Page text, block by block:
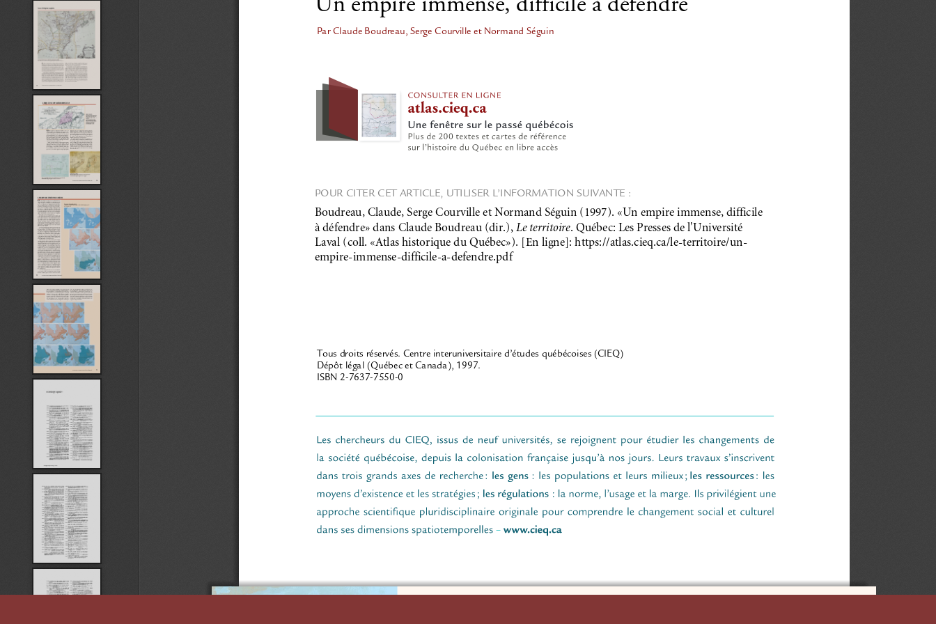
POUR CITER CET ARTICLE, UTILISER L’INFORMATION SUIVANTE :
Boudreau, Claude, Serge Courville et Normand Séguin (1997). «Un empire immense, difficile
à défendre» dans Claude Boudreau (dir.), Le territoire. Québec: Les Presses de l'Université
Laval (coll. «Atlas historique du Québec»). [En ligne]: https://atlas.cieq.ca/le-territoire/un-
empire-immense-difficile-a-defendre.pdf
Tous droits réservés. Centre interuniversitaire d’études québécoises (CIEQ)
Dépôt légal (Québec et Canada), 1997.
ISBN 2-7637-7550-0
Par Claude Boudreau, Serge Courville et Normand Séguin
Un empire immense, difficile à défendre